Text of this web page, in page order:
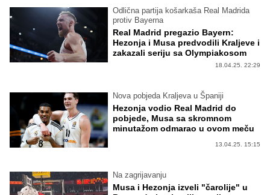
Odlična partija košarkaša Real Madrida
protiv Bayerna
Real Madrid pregazio Bayern:
Hezonja i Musa predvodili Kraljeve i
zakazali seriju sa Olympiakosom
18.04.25. 22:29
Nova pobjeda Kraljeva u Španiji
Hezonja vodio Real Madrid do
pobjede, Musa sa skromnom
minutažom odmarao u ovom meču
13.04.25. 15:15
Na zagrijavanju
Musa i Hezonja izveli "čarolije" u